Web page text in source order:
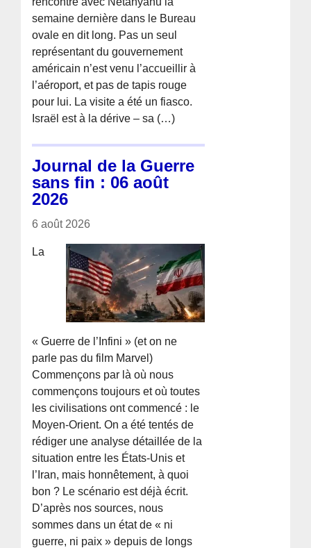
semaine dernière dans le Bureau
ovale en dit long. Pas un seul
représentant du gouvernement
américain n’est venu l’accueillir à
l’aéroport, et pas de tapis rouge
pour lui. La visite a été un fiasco.
Israël est à la dérive – sa (…)
Journal de la Guerre
sans fin : 06 août
2026
6 août 2026
La
« Guerre de l’Infini » (et on ne
parle pas du film Marvel)
Commençons par là où nous
commençons toujours et où toutes
les civilisations ont commencé : le
Moyen-Orient. On a été tentés de
rédiger une analyse détaillée de la
situation entre les États-Unis et
l’Iran, mais honnêtement, à quoi
bon ? Le scénario est déjà écrit.
D’après nos sources, nous
sommes dans un état de « ni
guerre, ni paix » depuis de longs